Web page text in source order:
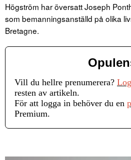
Högström har översatt Joseph
som bemanningsanställd på olika
Bretagne.
Vill du hellre prenumerera?
resten av artikeln.
För att logga in behöver du en
Premium.